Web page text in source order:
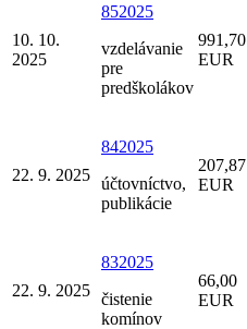
10. 10.
2025
852025
vzdelávanie
pre
predškolákov
991,70
EUR
22. 9. 2025
842025
účtovníctvo,
publikácie
207,87
EUR
22. 9. 2025
832025
čistenie
komínov
66,00
EUR